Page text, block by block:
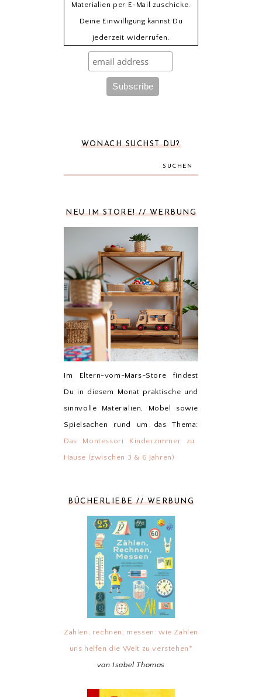
Materialien per E-Mail zuschicke.
Deine Einwilligung kannst Du
jederzeit widerrufen.
WONACH SUCHST DU?
SUCHEN
NEU IM STORE! // WERBUNG
Im Eltern-vom-Mars-Store findest
Du in diesem Monat praktische und
sinnvolle Materialien, Möbel sowie
Spielsachen rund um das Thema:
Das Montessori Kinderzimmer zu
Hause (zwischen 3 & 6 Jahren)
BÜCHERLIEBE // WERBUNG
Zählen, rechnen, messen: wie Zahlen
uns helfen die Welt zu verstehen*
von Isabel Thomas